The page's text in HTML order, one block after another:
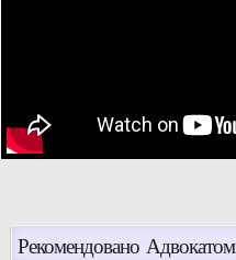
Рекомендовано Адвокатом